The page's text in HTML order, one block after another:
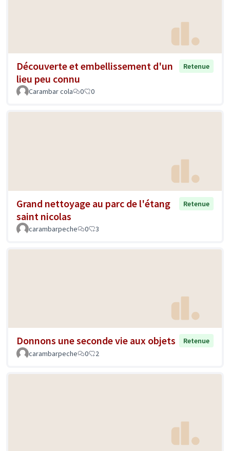
Découverte et embellissement d'un
lieu peu connu
Retenue
Carambar cola 0 0
Grand nettoyage au parc de l'étang
saint nicolas
Retenue
carambarpeche 0 3
Donnons une seconde vie aux objets
Retenue
carambarpeche
0 2